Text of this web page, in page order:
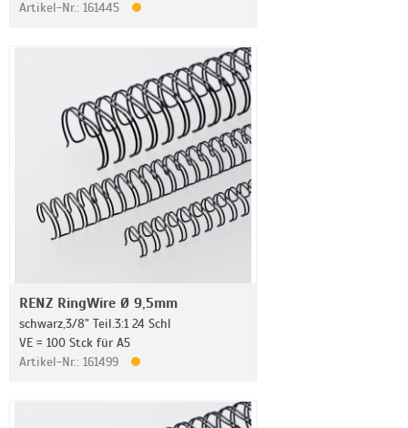
Artikel-Nr.: 161445
RENZ RingWire Ø 9,5mm
schwarz,3/8" Teil.3:1 24 Schl
VE = 100 Stck für A5
Artikel-Nr.: 161499